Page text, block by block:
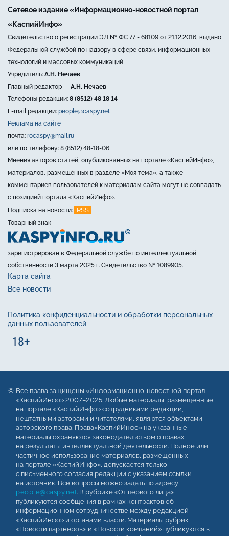
Сетевое издание «Информационно-новостной портал
«КаспийИнфо»
Свидетельство о регистрации ЭЛ № ФС 77 - 68109 от 21.12.2016, выдано
Федеральной службой по надзору в сфере связи, информационных
технологий и массовых коммуникаций
Учредитель: А.Н. Нечаев
Главный редактор — А.Н. Нечаев
Телефоны редакции: 8 (8512) 48 18 14
E-mail редакции: people@caspy.net
Реклама на сайте
почта: rocaspy@mail.ru
или по телефону: 8 (8512) 48-18-06
Мнения авторов статей, опубликованных на портале «КаспийИнфо»,
материалов, размещённых в разделе «Моя тема», а также
комментариев пользователей к материалам сайта могут не совпадать
с позицией портала «КаспийИнфо».
Подписка на новости:
RSS
Товарный знак
зарегистрирован в Федеральной службе по интеллектуальной
собственности 3 марта 2025 г. Свидетельство № 1089905.
Карта сайта
Все новости
Политика конфиденциальности и обработки персональных
данных пользователей
Все права защищены «Информационно-новостной портал
«КаспийИнфо» 2007–2025. Любые материалы, размещенные
на портале «КаспийИнфо» сотрудниками редакции,
нештатными авторами и читателями, являются объектами
авторского права. Права«КаспийИнфо» на указанные
материалы охраняются законодательством о правах
на результаты интеллектуальной деятельности. Полное или
частичное использование материалов, размещенных
на портале «КаспийИнфо», допускается только
с письменного согласия редакции с указанием ссылки
на источник. Все вопросы можно задать по адресу
people@caspy.net. В рубрике «От первого лица»
публикуются сообщения в рамках контрактов об
информационном сотрудничестве между редакцией
«КаспийИнфо» и органами власти. Материалы рубрик
«Новости партнёров» и «Новости компаний» публикуются в